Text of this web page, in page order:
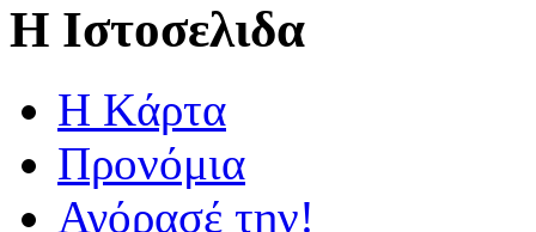
Η Ιστοσελιδα
Η Kάρτα
Προνόμια
Αγόρασέ την!